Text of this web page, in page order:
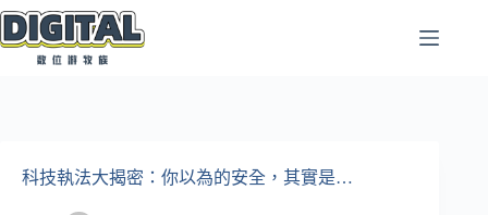
跳
至
科技執法大揭密：你以為的安全，其實是…